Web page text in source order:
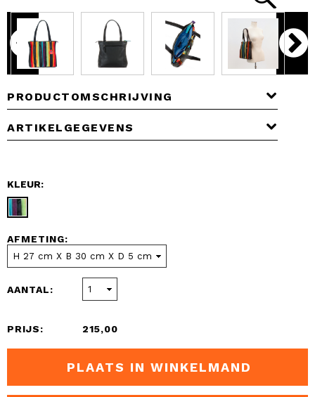
PRODUCTOMSCHRIJVING
ARTIKELGEGEVENS
KLEUR:
AFMETING:
AANTAL:
PRIJS: 215,00
PLAATS IN WINKELMAND